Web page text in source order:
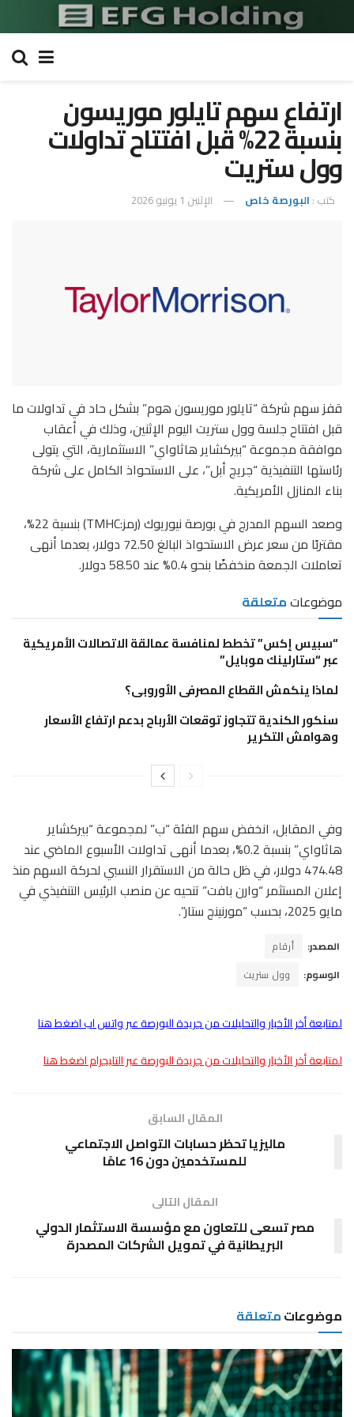
ارتفاع سهم تايلور موريسون
بنسبة 22% قبل افتتاح تداولات
وول ستريت
كتب : البورصة خاص الإثنين 1 يونيو 2026
قفز سهم شركة “تايلور موريسون هوم” بشكل حاد في تداولات ما
قبل افتتاح جلسة وول ستريت اليوم الإثنين، وذلك في أعقاب
موافقة مجموعة “بيركشاير هاثاواي” الاستثمارية، التي يتولى
رئاستها التنفيذية “جريج أبل”، على الاستحواذ الكامل على شركة
بناء المنازل الأمريكية.
وصعد السهم المدرج في بورصة نيوريوك (رمز:TMHC) بنسبة 22%،
مقتربًا من سعر عرض الاستحواذ البالغ 72.50 دولار، بعدما أنهى
تعاملات الجمعة منخفضًا بنحو 0.4% عند 58.50 دولار.
موضوعاتمتعلقة
“سبيس إكس” تخطط لمنافسة عمالقة الاتصالات الأمريكية
عبر “ستارلينك موبايل”
لماذا ينكمش القطاع المصرفى الأوروبى؟
سنكور الكندية تتجاوز توقعات الأرباح بدعم ارتفاع الأسعار
وهوامش التكرير
وفي المقابل، انخفض سهم الفئة “ب” لمجموعة “بيركشاير
هاثاواي” بنسبة 0.2%، بعدما أنهى تداولات الأسبوع الماضي عند
474.48 دولار، في ظل حالة من الاستقرار النسبي لحركة السهم منذ
إعلان المستثمر “وارن بافت” تنحيه عن منصب الرئيس التنفيذي في
مايو 2025، بحسب “مورنينج ستار”.
المصدر:
أرقام
الوسوم:
وول ستريت
لمتابعة أخر الأخبار والتحليلات من جريدة البورصة عبر واتس اب اضغط هنا
لمتابعة أخر الأخبار والتحليلات من جريدة البورصة عبر التليجرام اضغط هنا
المقال السابق
ماليزيا تحظر حسابات التواصل الاجتماعي
للمستخدمين دون 16 عامًا
المقال التالى
مصر تسعى للتعاون مع مؤسسة الاستثمار الدولي
البريطانية في تمويل الشركات المصدرة
موضوعاتمتعلقة